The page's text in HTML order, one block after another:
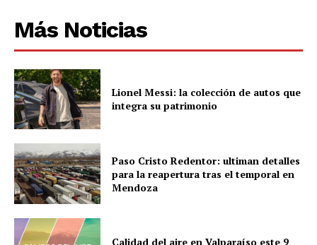
Más Noticias
Lionel Messi: la colección de autos que
integra su patrimonio
Paso Cristo Redentor: ultiman detalles
para la reapertura tras el temporal en
Mendoza
Calidad del aire en Valparaíso este 9